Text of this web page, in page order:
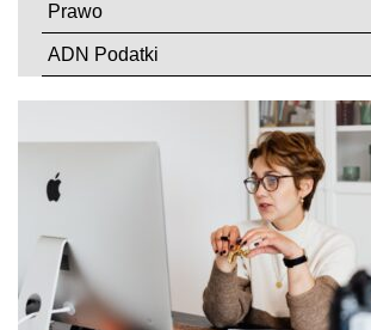
Prawo
ADN Podatki